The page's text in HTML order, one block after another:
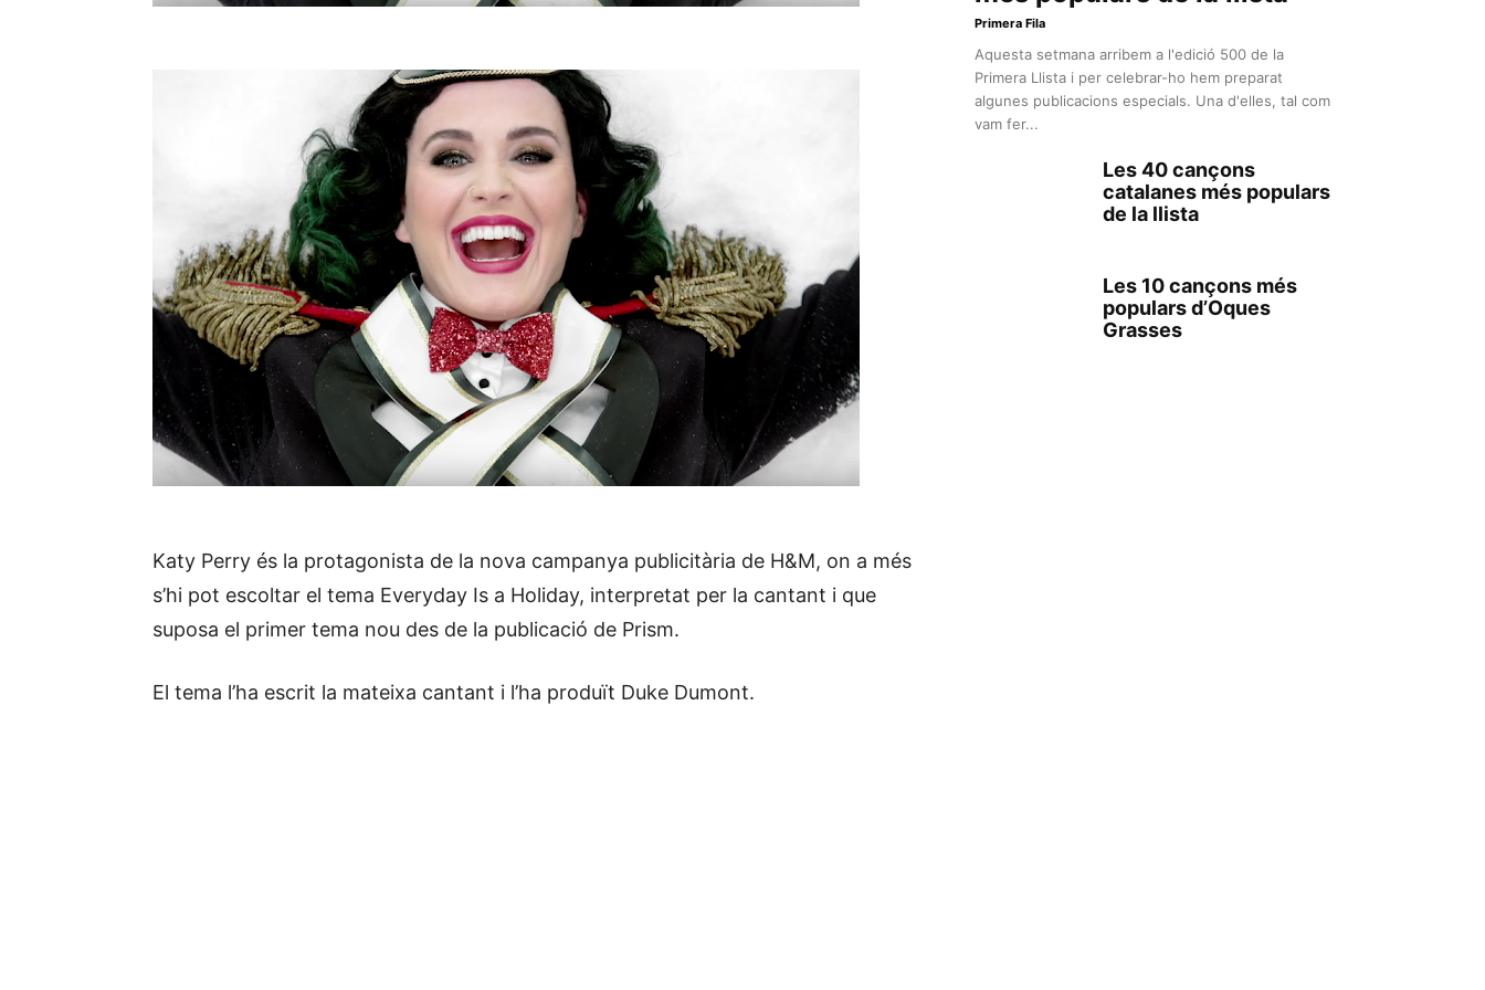
Katy Perry és la protagonista de la nova campanya publicitària de H&M, on a més
s’hi pot escoltar el tema Everyday Is a Holiday, interpretat per la cantant i que
suposa el primer tema nou des de la publicació de Prism.
El tema l’ha escrit la mateixa cantant i l’ha produït Duke Dumont.
Primera Fila
Aquesta setmana arribem a l'edició 500 de la
Primera Llista i per celebrar-ho hem preparat
algunes publicacions especials. Una d'elles, tal com
vam fer...
Les 40 cançons
catalanes més populars
de la llista
Les 10 cançons més
populars d’Oques
Grasses